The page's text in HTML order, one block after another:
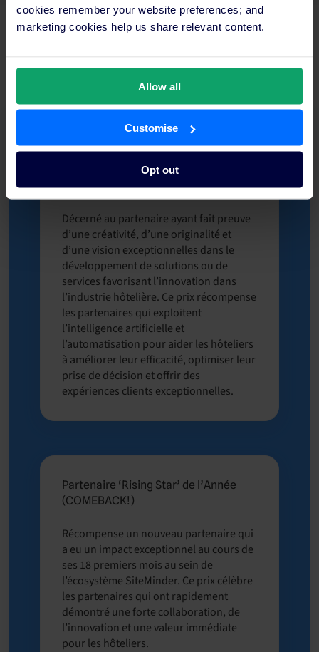
cookies remember your website preferences; and
marketing cookies help us share relevant content.
Allow all
Customise
Opt out
Prix d’excellence
Partenaire Innovation IA de l’Année
(NOUVEAU !)
Décerné au partenaire ayant fait preuve
d’une créativité, d’une originalité et
d’une vision exceptionnelles dans le
développement de solutions ou de
services favorisant l’innovation dans
l’industrie hôtelière. Ce prix récompense
les partenaires qui exploitent
l’intelligence artificielle et
l’automatisation pour aider les hôteliers
à améliorer leur efficacité, optimiser leur
prise de décision et offrir des
expériences clients exceptionnelles.
Partenaire ‘Rising Star’ de l’Année
(COMEBACK!)
Récompense un nouveau partenaire qui
a eu un impact exceptionnel au cours de
ses 18 premiers mois au sein de
l’écosystème SiteMinder. Ce prix célèbre
les partenaires qui ont rapidement
démontré une forte collaboration, de
l’innovation et une valeur immédiate
pour les hôteliers.